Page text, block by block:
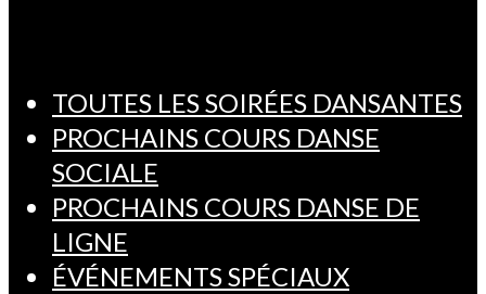
TOUTES LES SOIRÉES DANSANTES
PROCHAINS COURS DANSE
SOCIALE
PROCHAINS COURS DANSE DE
LIGNE
ÉVÉNEMENTS SPÉCIAUX